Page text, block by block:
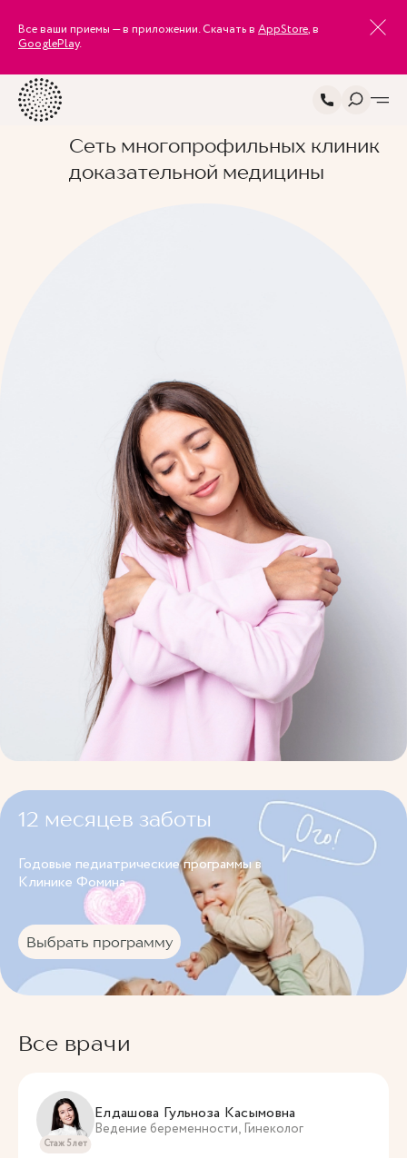
Все ваши приемы — в приложении. Скачать в AppStore, в
GooglePlay.
Сеть многопрофильных клиник
доказательной медицины
12 месяцев заботы
Годовые педиатрические программы в
Клинике Фомина.
Выбрать программу
Все врачи
Стаж 5 лет
Елдашова Гульноза Касымовна
Ведение беременности, Гинеколог